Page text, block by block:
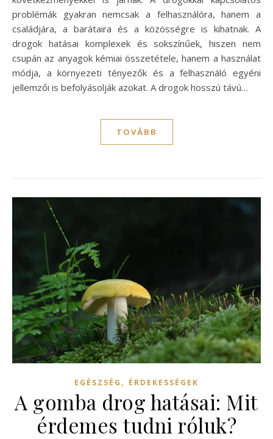
problémák gyakran nemcsak a felhasználóra, hanem a
családjára, a barátaira és a közösségre is kihatnak. A
drogok hatásai komplexek és sokszínűek, hiszen nem
csupán az anyagok kémiai összetétele, hanem a használat
módja, a környezeti tényezők és a felhasználó egyéni
jellemzői is befolyásolják azokat. A drogok hosszú távú…
TOVÁBB
EGÉSZSÉG , ÉRDEKESSÉGEK
A gomba drog hatásai: Mit
érdemes tudni róluk?